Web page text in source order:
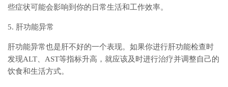
些症状可能会影响到你的日常生活和工作效率。
5. 肝功能异常
肝功能异常也是肝不好的一个表现。如果你进行肝功能检查时
发现ALT、AST等指标升高，就应该及时进行治疗并调整自己的
饮食和生活方式。